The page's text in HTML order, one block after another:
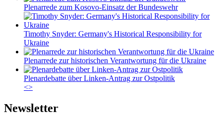
Plenarrede zum Kosovo-Einsatz der Bundeswehr
Timothy Snyder: Germany's Historical Responsibility for
Ukraine
Plenarrede zur historischen Verantwortung für die Ukraine
Plenardebatte über Linken-Antrag zur Ostpolitik
<>
Newsletter